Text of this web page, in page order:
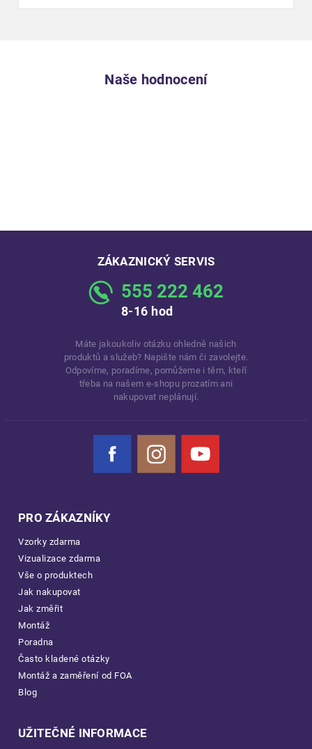
Naše hodnocení
ZÁKAZNICKÝ SERVIS
555 222 462
8-16 hod
Máte jakoukoliv otázku ohledně našich
produktů a služeb? Napište nám či zavolejte.
Odpovíme, poradíme, pomůžeme i těm, kteří
třeba na našem e-shopu prozatím ani
nakupovat neplánují.
Facebook Instagram YouTube
PRO ZÁKAZNÍKY
Vzorky zdarma
Vizualizace zdarma
Vše o produktech
Jak nakupovat
Jak změřit
Montáž
Poradna
Často kladené otázky
Montáž a zaměření od FOA
Blog
UŽITEČNÉ INFORMACE